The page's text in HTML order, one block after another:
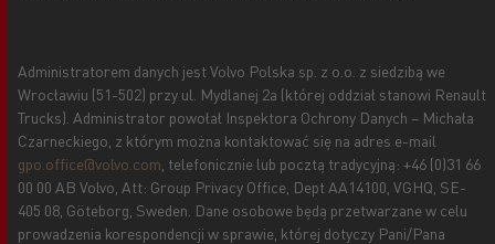
Administratorem danych jest Volvo Polska sp. z o.o. z siedzibą we
Wrocławiu (51-502) przy ul. Mydlanej 2a (której oddział stanowi Renault
Trucks). Administrator powołał Inspektora Ochrony Danych – Michała
Czarneckiego, z którym można kontaktować się na adres e-mail
gpo.office@volvo.com , telefonicznie lub pocztą tradycyjną: +46 (0)31 66
00 00 AB Volvo, Att: Group Privacy Office, Dept AA14100, VGHQ, SE-
405 08, Göteborg, Sweden. Dane osobowe będą przetwarzane w celu
prowadzenia korespondencji w sprawie, której dotyczy Pani/Pana